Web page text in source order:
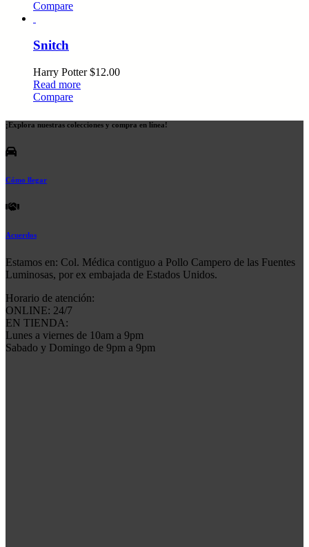
Compare
Snitch
Harry Potter$12.00
Read more
Compare
¡Explora nuestras colecciones y compra en línea!
Cómo llegar
Acuerdos
Estamos en: Col. Médica contiguo a Pollo Campero de las Fuentes
Luminosas, por ex embajada de Estados Unidos.
Horario de atención:
ONLINE: 24/7
EN TIENDA:
Lunes a viernes de 10am a 9pm
Sabado y Domingo de 9pm a 9pm